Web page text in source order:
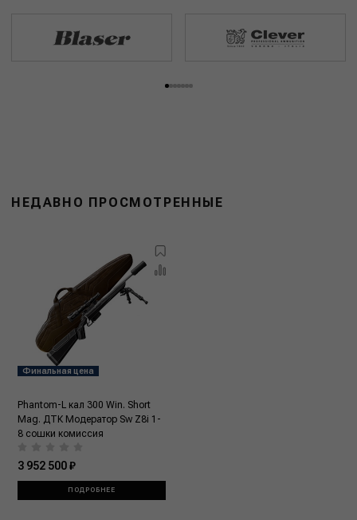
НЕДАВНО ПРОСМОТРЕННЫЕ
Финальная цена
Phantom-L кал 300 Win. Short
Mag. ДТК Модератор Sw Z8i 1-
8 сошки комиссия
3 952 500 ₽
ПОДРОБНЕЕ